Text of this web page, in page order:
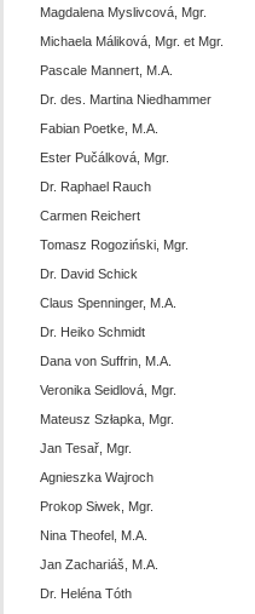
Magdalena Myslivcová, Mgr.
Michaela Máliková, Mgr. et Mgr.
Pascale Mannert, M.A.
Dr. des. Martina Niedhammer
Fabian Poetke, M.A.
Ester Pučálková, Mgr.
Dr. Raphael Rauch
Carmen Reichert
Tomasz Rogoziński, Mgr.
Dr. David Schick
Claus Spenninger, M.A.
Dr. Heiko Schmidt
Dana von Suffrin, M.A.
Veronika Seidlová, Mgr.
Mateusz Szłapka, Mgr.
Jan Tesař, Mgr.
Agnieszka Wajroch
Prokop Siwek, Mgr.
Nina Theofel, M.A.
Jan Zachariáš, M.A.
Dr. Heléna Tóth